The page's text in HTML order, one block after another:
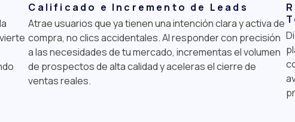
Calificado e Incremento de Leads
Atrae usuarios que ya tienen una intención clara y activa de
compra, no clics accidentales. Al responder con precisión
a las necesidades de tu mercado, incrementas el volumen
de prospectos de alta calidad y aceleras el cierre de
ventas reales.